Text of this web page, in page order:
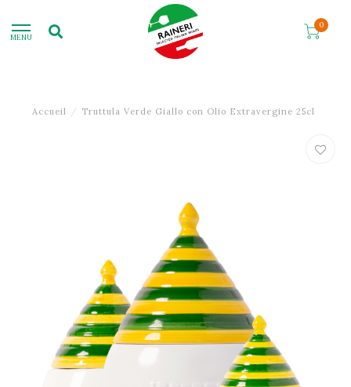
MENU
0
Accueil / Truttula Verde Giallo con Olio Extravergine 25cl